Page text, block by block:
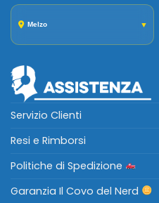
Melzo ▼
Servizio Clienti
Resi e Rimborsi
Politiche di Spedizione
Garanzia Il Covo del Nerd